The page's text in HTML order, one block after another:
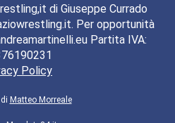
di Giuseppe Currado
Per opportunità
Partita IVA:
Policy
Matteo Morreale